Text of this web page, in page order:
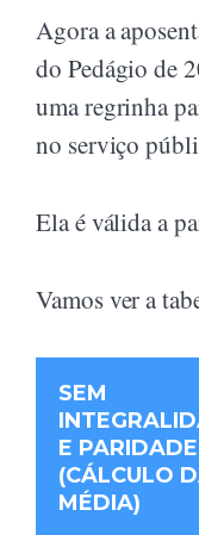
Agora a
do Pedágio de
uma regrinha
no serviço
Ela é válida a
Vamos ver a
SEM
E PARIDADE
(CÁLCULO
MÉDIA)